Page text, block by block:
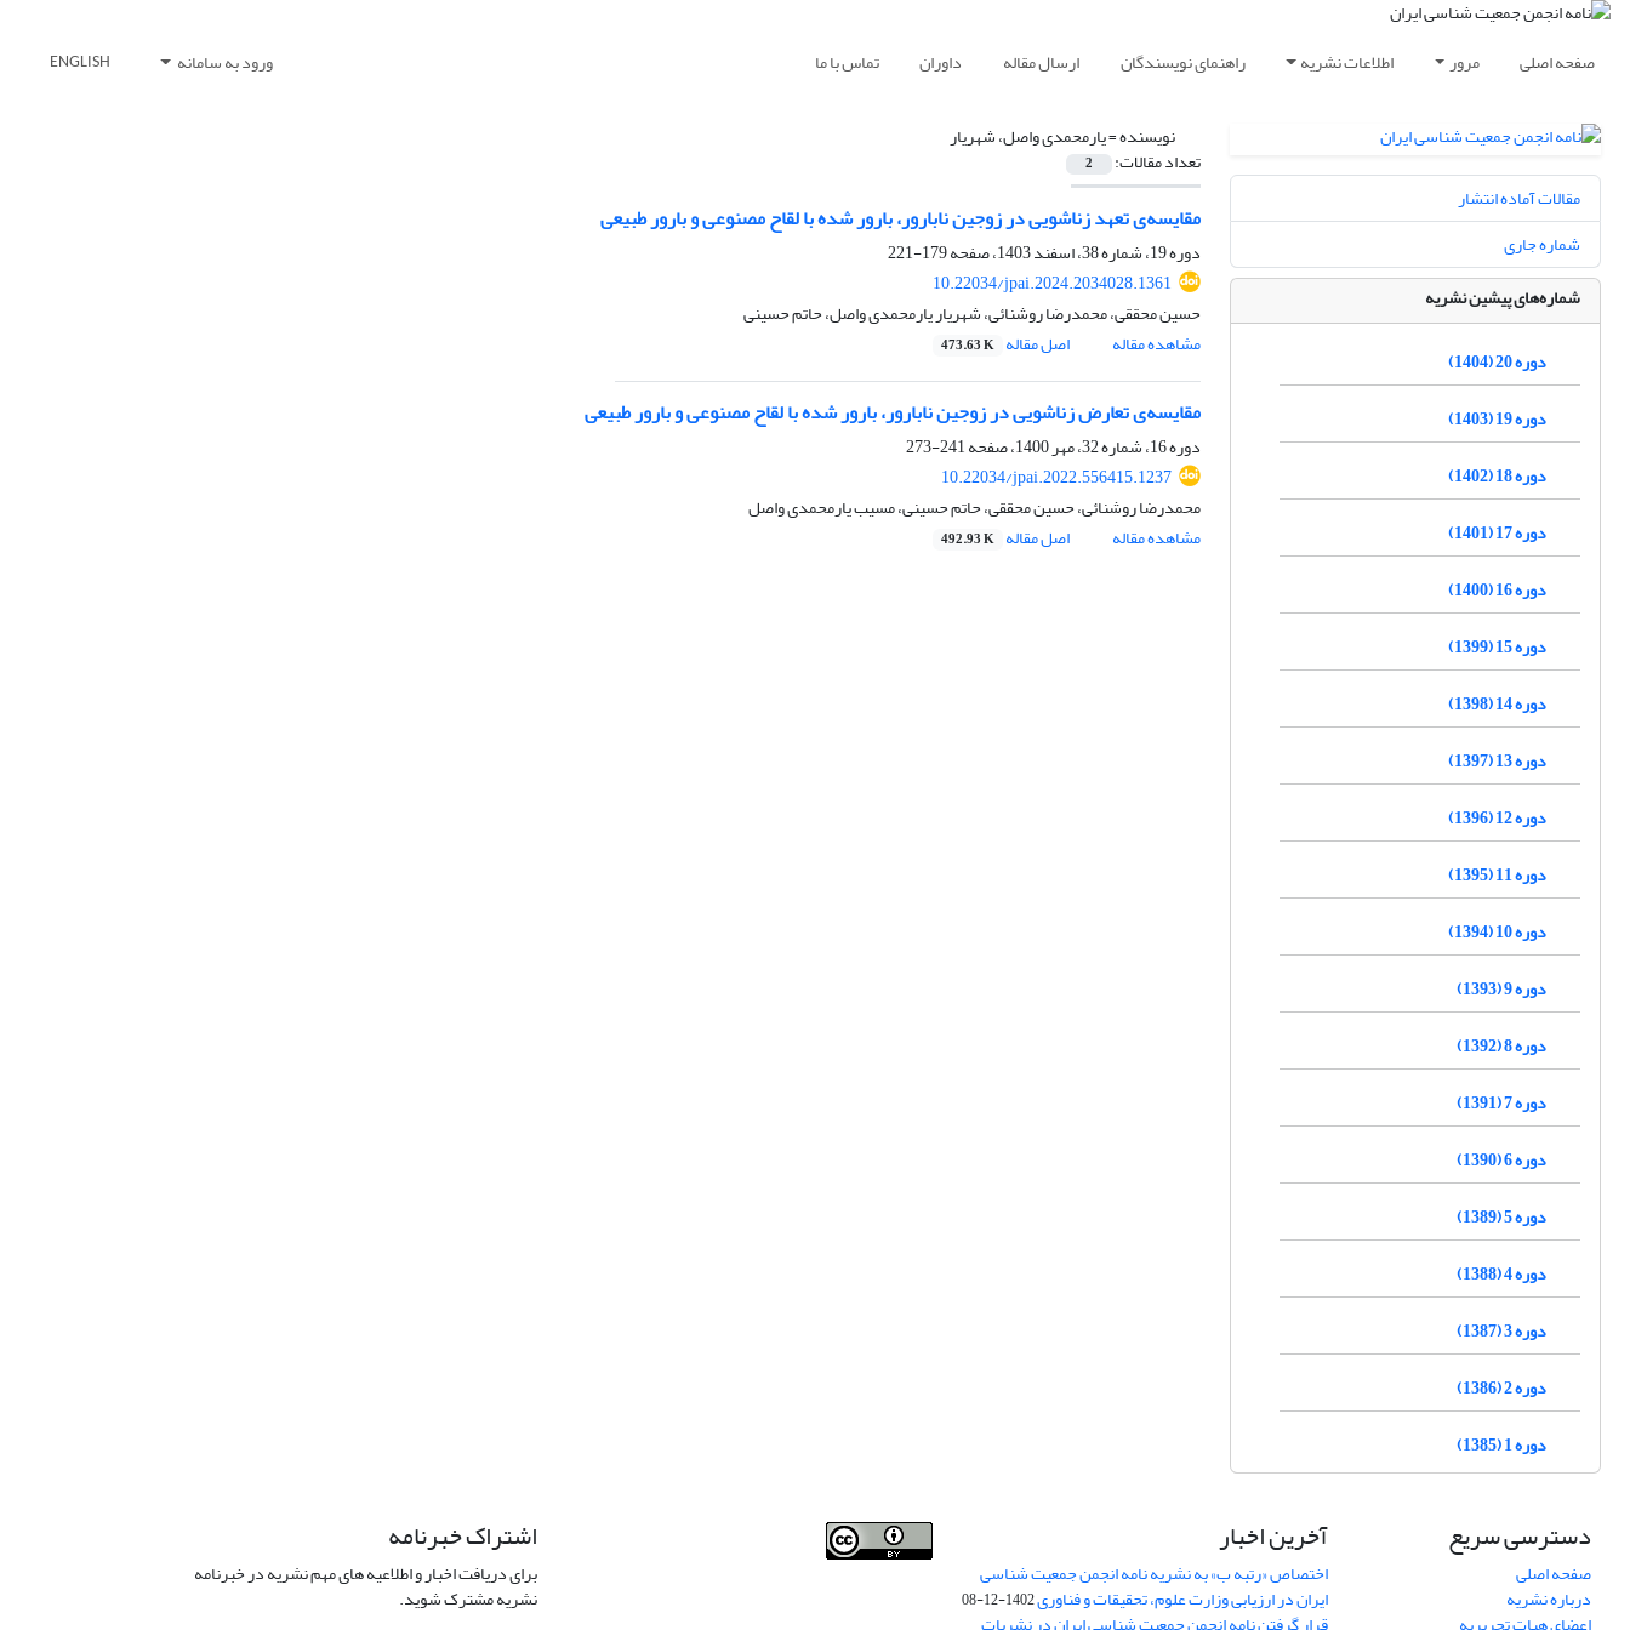
صفحه اصلی مرور اطلاعات نشریه راهنمای نویسندگان ارسال مقاله داوران تماس با ما ورود به سامانه ENGLISH
نویسنده =یارمحمدی واصل، شهریار
تعداد مقالات: 2
مقایسه‌ی تعهد زناشویی در زوجین نابارور، بارور شده با لقاح مصنوعی و بارور طبیعی
دوره 19، شماره 38، اسفند 1403، صفحه
179-221
10.22034/jpai.2024.2034028.1361
حسین محققی، محمدرضا روشنائی، شهریار یارمحمدی واصل، حاتم حسینی
مشاهده مقاله
اصل مقاله 473.63 K
مقایسه‌ی تعارض زناشویی در زوجین نابارور، بارور شده با لقاح مصنوعی و بارور طبیعی
دوره 16، شماره 32، مهر 1400، صفحه
241-273
10.22034/jpai.2022.556415.1237
محمدرضا روشنائی، حسین محققی، حاتم حسینی، مسیب یارمحمدی واصل
مشاهده مقاله
اصل مقاله 492.93 K
مقالات آماده انتشار
شماره جاری
شماره‌های پیشین نشریه
دوره 20 (1404)
دوره 19 (1403)
دوره 18 (1402)
دوره 17 (1401)
دوره 16 (1400)
دوره 15 (1399)
دوره 14 (1398)
دوره 13 (1397)
دوره 12 (1396)
دوره 11 (1395)
دوره 10 (1394)
دوره 9 (1393)
دوره 8 (1392)
دوره 7 (1391)
دوره 6 (1390)
دوره 5 (1389)
دوره 4 (1388)
دوره 3 (1387)
دوره 2 (1386)
دوره 1 (1385)
دسترسی سریع
صفحه اصلی
درباره نشریه
آخرین اخبار
اختصاص «رتبه ب» به نشریه نامه انجمن جمعیت شناسی
ایران در ارزیابی وزارت علوم، تحقیقات و فناوری1402-12-08
اشتراک خبرنامه
برای دریافت اخبار و اطلاعیه های مهم نشریه در خبرنامه
نشریه مشترک شوید.